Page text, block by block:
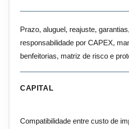
Prazo, aluguel, reajuste,
responsabilidade por CAPEX,
benfeitorias, matriz de risco e
CAPITAL
Compatibilidade entre custo de